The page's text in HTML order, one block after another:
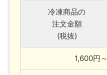
冷凍商品の
注文金額
(税抜)
1,600円～